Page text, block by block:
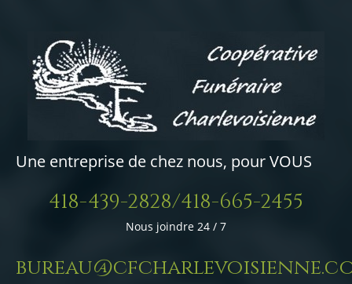
Une entreprise de chez nous, pour VOUS
418-439-2828/418-665-2455
Nous joindre 24 / 7